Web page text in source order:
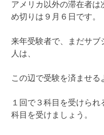
アメリカ以外の滞在者
め切りは９月６日です。
来年受験者で、まだサブ
人は、
この辺で受験を済ませる
１回で３科目を受けられ
科目を受けましょう。